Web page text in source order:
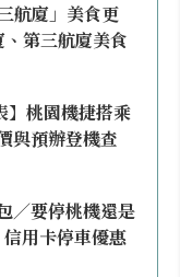
航廈」美食更
第三航廈美食
】桃園機捷搭乘
與預辦登機查
／要停桃機還是
用卡停車優惠